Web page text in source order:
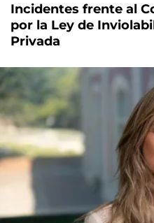
Incidentes frente al
por la Ley de
Privada